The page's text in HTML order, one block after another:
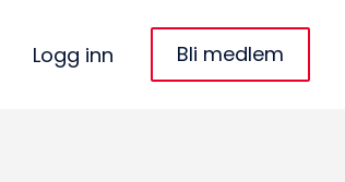
Logg inn Bli medlem